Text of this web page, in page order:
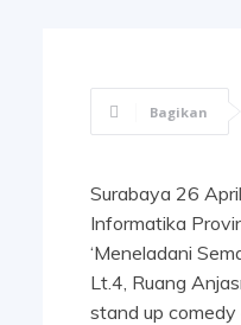
Bagikan
Surabaya 26
Informatika
‘Meneladani
Lt.4, Ruang
stand up comedy